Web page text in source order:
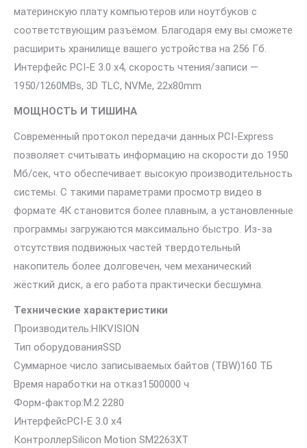
материнскую плату компьютеров или ноутбуков с
соответствующим разъёмом. Благодаря ему вы сможете
расширить хранилище вашего устройства на 256 Гб.
Интерфейс PCI-E 3.0 x4, скорость чтения/записи —
1950/1260MBs, 3D TLC, NVMe, 22x80mm
МОЩНОСТЬ И ТИШИНА
Современный протокол передачи данных PCI-Express
позволяет считывать информацию на скорости до 1950
Мб/сек, что обеспечивает высокую производительность
системы. С такими параметрами просмотр видео в
формате 4К становится более плавным, а установленные
программы загружаются максимально быстро. Из-за
отсутствия подвижных частей твердотельный
накопитель более долговечен, чем механический
жёсткий диск, а его работа практически бесшумна.
Технические характеристики
Производитель:HIKVISION
Тип оборудованияSSD
Суммарное число записываемых байтов (TBW)160 ТБ
Время наработки на отказ1500000 ч
Форм-фактор:M.2 2280
ИнтерфейсPCI-E 3.0 x4
КонтроллерSilicon Motion SM2263XT